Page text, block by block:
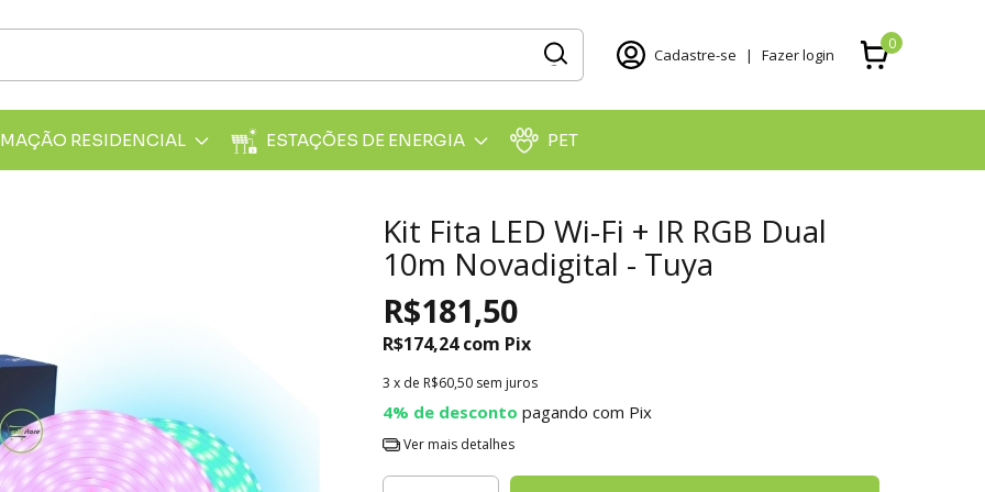
Cadastre-se | Fazer login
0
RESIDENCIAL ESTAÇÕES DE ENERGIA PET
Kit Fita LED Wi-Fi + IR RGB Dual
10m Novadigital - Tuya
R$181,50
R$174,24com Pix
3 x de R$60,50 sem juros
4% de desconto pagando com Pix
Ver mais detalhes